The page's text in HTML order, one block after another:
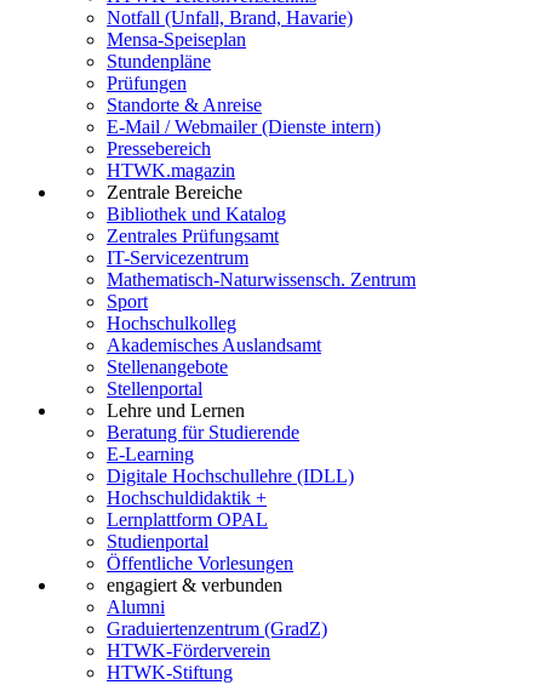
Notfall (Unfall, Brand, Havarie)
Mensa-Speiseplan
Stundenpläne
Prüfungen
Standorte & Anreise
E-Mail / Webmailer (Dienste intern)
Pressebereich
HTWK.magazin
Zentrale Bereiche
Bibliothek und Katalog
Zentrales Prüfungsamt
IT-Servicezentrum
Mathematisch-Naturwissensch. Zentrum
Sport
Hochschulkolleg
Akademisches Auslandsamt
Stellenangebote
Stellenportal
Lehre und Lernen
Beratung für Studierende
E-Learning
Digitale Hochschullehre (IDLL)
Hochschuldidaktik +
Lernplattform OPAL
Studienportal
Öffentliche Vorlesungen
engagiert & verbunden
Alumni
Graduiertenzentrum (GradZ)
HTWK-Förderverein
HTWK-Stiftung